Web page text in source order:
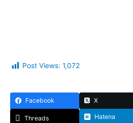
Post Views: 1,072
Facebook X
Threads Hatena